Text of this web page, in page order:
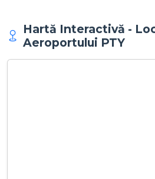
Hartă Interactivă -
Aeroportului PTY